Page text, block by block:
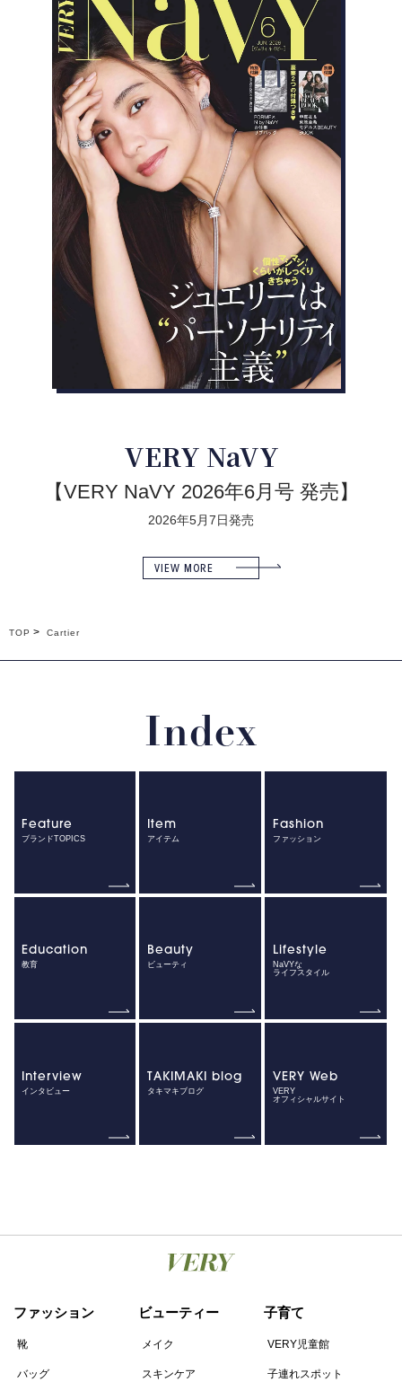
VERY NaVY
【VERY NaVY 2026年6月号 発売】
2026年5月7日発売
VIEW MORE
TOP Cartier
Index
Feature
ブランドTOPICS
Item
アイテム
Fashion
ファッション
Education
教育
Beauty
ビューティ
Lifestyle
NaVYな
ライフスタイル
Interview
インタビュー
TAKIMAKI blog
タキマキブログ
VERY Web
VERY
オフィシャルサイト
ファッション
靴
バッグ
ビューティー
メイク
スキンケア
子育て
VERY児童館
子連れスポット